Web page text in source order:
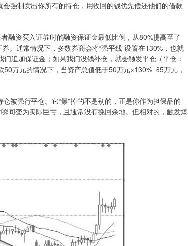
强制卖出你所有的持仓，用收回的钱优先偿还他们的借款
融资买入证券时的融资保证金最低比例，从80%提高至了
。通常情况下，多数券商会将“强平线”设置在130%，也就
追加保证金；如果我们没钱补仓，就会触发平仓（平仓：
万元的情况下，当资产总值低于50万元×130%=65万元，
被强行平仓。它“爆”掉的不是别的，正是你作为担保品的
间变为实际巨亏，且通常没有挽回余地。但相对的，触发爆